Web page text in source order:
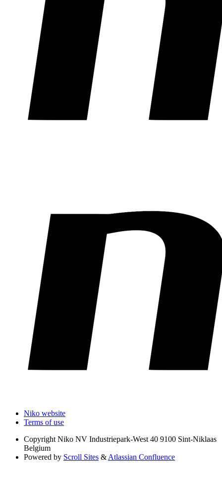
Niko website
Terms of use
Copyright Niko NV Industriepark-West 40 9100 Sint-Niklaas
Belgium
Powered by Scroll Sites &Atlassian Confluence